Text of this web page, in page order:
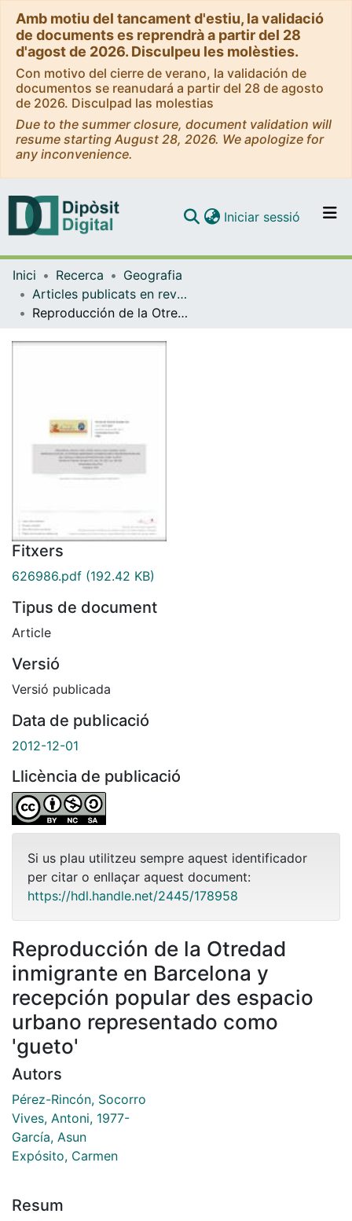
Amb motiu del tancament d'estiu, la validació
de documents es reprendrà a partir del 28
d'agost de 2026. Disculpeu les molèsties.
Con motivo del cierre de verano, la validación de
documentos se reanudará a partir del 28 de agosto
de 2026. Disculpad las molestias
Due to the summer closure, document validation will
resume starting August 28, 2026. We apologize for
any inconvenience.
Navega per tot el DD
Contacte
Iniciar sessió (current)
Inici Recerca
Geografia
Articles publicats en revistes (Geografia)
Reproducción de la Otredad inmigrante en Barcelona y recepción popular des espacio urbano representado como 'gueto'
Fitxers
626986.pdf (192.42 KB)
Tipus de document
Article
Versió
Versió publicada
Data de publicació
2012-12-01
Llicència de publicació
Si us plau utilitzeu sempre aquest identificador
per citar o enllaçar aquest document:
https://hdl.handle.net/2445/178958
Reproducción de la Otredad
inmigrante en Barcelona y
recepción popular des espacio
urbano representado como
'gueto'
Autors
Pérez-Rincón, Socorro
Vives, Antoni, 1977-
García, Asun
Expósito, Carmen
Resum